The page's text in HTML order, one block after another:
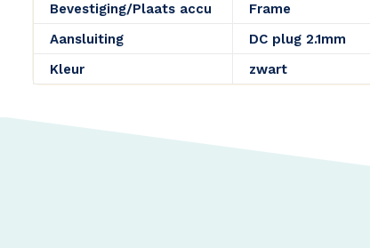
Bevestiging/Plaats accu
Frame
Aansluiting
DC plug 2.1mm
Kleur
zwart